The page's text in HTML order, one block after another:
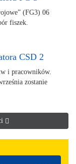
(FG3) 06
fiszek.
CSD 2
i pracowników.
zostanie